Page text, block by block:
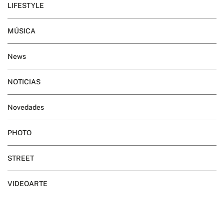
LIFESTYLE
MÚSICA
News
NOTICIAS
Novedades
PHOTO
STREET
VIDEOARTE